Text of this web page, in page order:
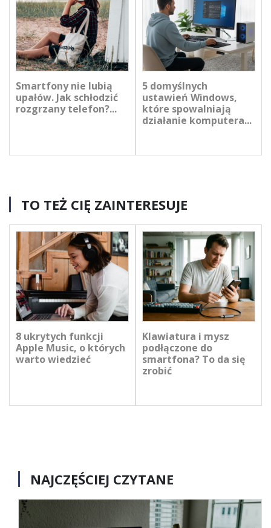
Smartfony nie lubią
upałów. Jak schłodzić
rozgrzany telefon?...
5 domyślnych
ustawień Windows,
które spowalniają
działanie komputera...
TO TEŻ CIĘ ZAINTERESUJE
8 ukrytych funkcji
Apple Music, o których
warto wiedzieć
Klawiatura i mysz
podłączone do
smartfona? To da się
zrobić
NAJCZĘŚCIEJ CZYTANE